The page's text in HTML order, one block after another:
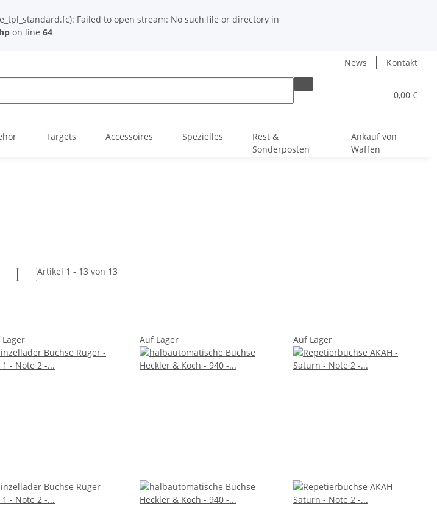
Failed to open stream: No such file or directory in
on line 64
News
Kontakt
0,00 €
Targets Accessoires Spezielles
Rest &
Sonderposten
Ankauf von
Waffen
Artikel 1 - 13 von 13
Auf Lager Auf Lager